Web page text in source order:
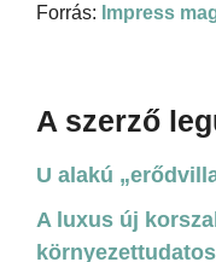
Forrás: Impress
A szerző
U alakú
A luxus új